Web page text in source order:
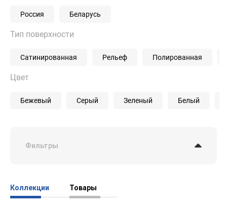
Россия Беларусь
Тип поверхности
Сатинированная Рельеф Полированная
Цвет
Бежевый Серый Зеленый Белый
Фильтры
Коллекции Товары